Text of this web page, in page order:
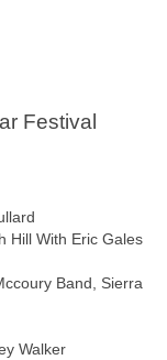
Festival
Hill With Eric Gales
Band, Sierra
Walker